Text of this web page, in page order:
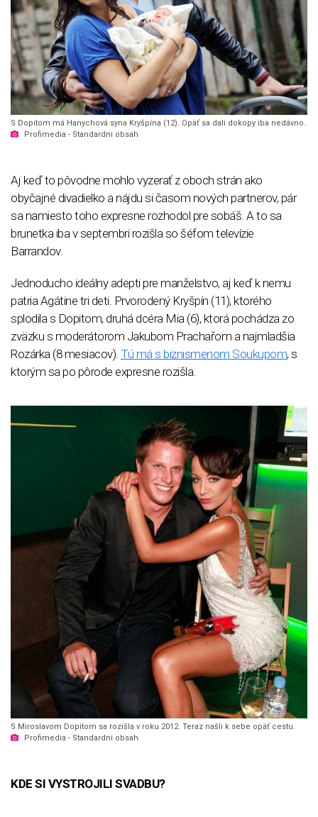
S Dopitom má Hanychová syna Kryšpína (12). Opäť sa dali dokopy iba nedávno.
Profimedia - Standardni obsah
Aj keď to pôvodne mohlo vyzerať z oboch strán ako
obyčajné divadielko a nájdu si časom nových partnerov, pár
sa namiesto toho expresne rozhodol pre sobáš. A to sa
brunetka iba v septembri rozišla so šéfom televízie
Barrandov.
Jednoducho ideálny adepti pre manželstvo, aj keď k nemu
patria Agátine tri deti. Prvorodený Kryšpín (11), ktorého
splodila s Dopitom, druhá dcéra Mia (6), ktorá pochádza zo
zväzku s moderátorom Jakubom Prachařom a najmladšia
Rozárka (8 mesiacov). Tú má s biznismenom Soukupom, s
ktorým sa po pôrode expresne rozišla.
S Miroslavom Dopitom sa rozišla v roku 2012. Teraz našli k sebe opäť cestu.
Profimedia - Standardni obsah
KDE SI VYSTROJILI SVADBU?